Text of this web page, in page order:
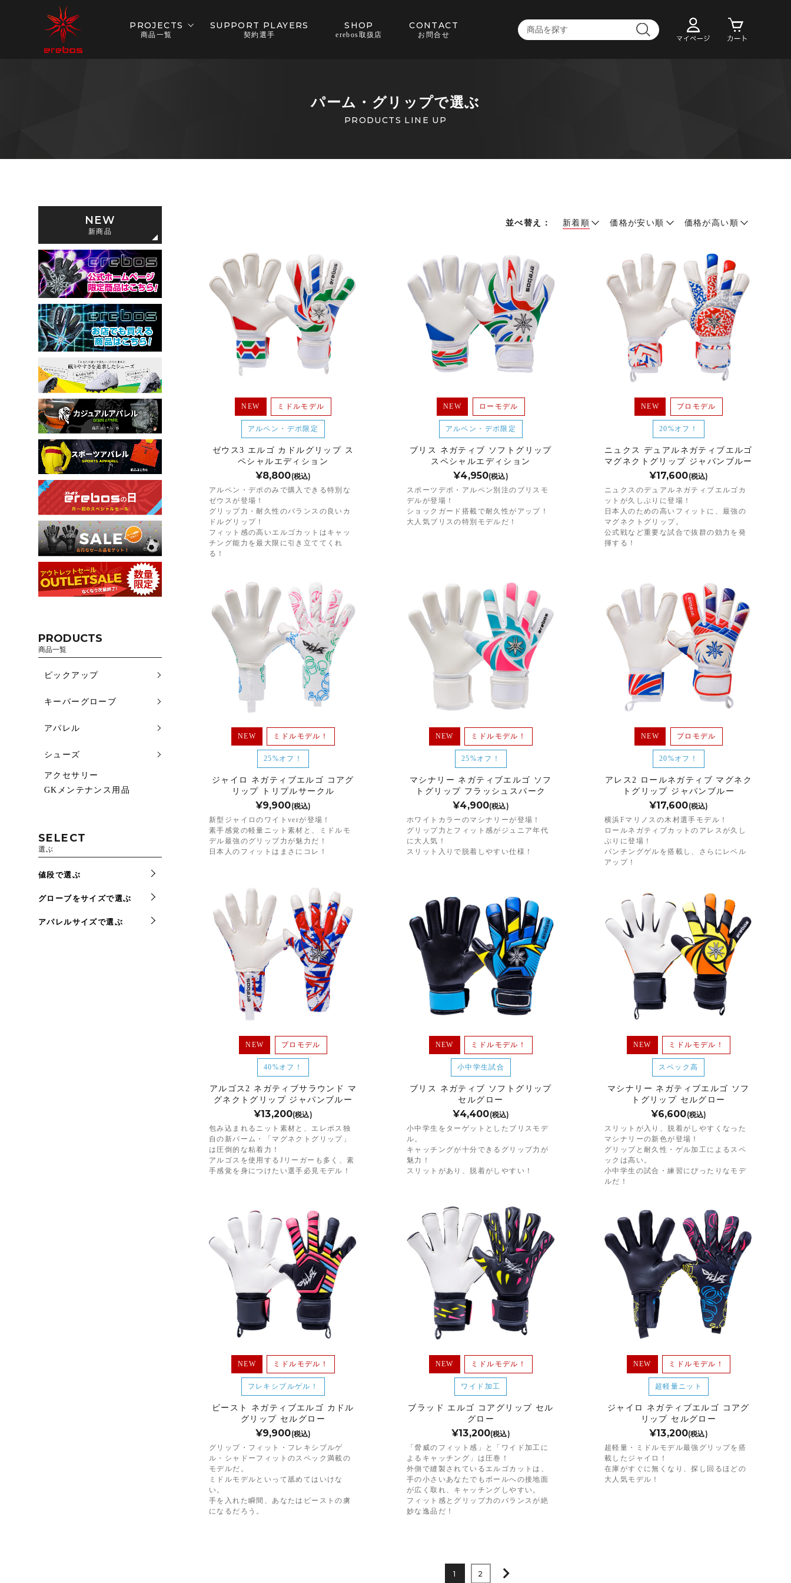
PROJECTS
商品一覧
SUPPORT PLAYERS
契約選手
SHOP
erebos取扱店
CONTACT
お問合せ
パーム・グリップで選ぶ
PRODUCTS LINE UP
NEW
新商品
PRODUCTS
商品一覧
ピックアップ
キーパーグローブ
アパレル
シューズ
アクセサリー
GKメンテナンス用品
SELECT
選ぶ
値段で選ぶ
グローブをサイズで選ぶ
アパレルサイズで選ぶ
並べ替え： 新着順 価格が安い順 価格が高い順
NEW ミドルモデル
アルペン・デポ限定
ゼウス3 エルゴ カドルグリップ ス
ペシャルエディション
¥8,800(税込)
アルペン・デポのみで購入できる特別な
ゼウスが登場！
グリップ力・耐久性のバランスの良いカ
ドルグリップ！
フィット感の高いエルゴカットはキャッ
チング能力を最大限に引き立ててくれ
る！
NEW ローモデル
アルペン・デポ限定
ブリス ネガティブ ソフトグリップ
スペシャルエディション
¥4,950(税込)
スポーツデポ・アルペン別注のブリスモ
デルが登場！
ショックガード搭載で耐久性がアップ！
大人気ブリスの特別モデルだ！
NEW プロモデル
20%オフ！
ニュクス デュアルネガティブエルゴ
マグネクトグリップ ジャパンブルー
¥17,600(税込)
ニュクスのデュアルネガティブエルゴカ
ットが久しぶりに登場！
日本人のための高いフィットに、最強の
マグネクトグリップ。
公式戦など重要な試合で抜群の効力を発
揮する！
NEW ミドルモデル！
25%オフ！
ジャイロ ネガティブエルゴ コアグ
リップ トリプルサークル
¥9,900(税込)
新型ジャイロのワイトverが登場！
素手感覚の軽量ニット素材と、ミドルモ
デル最強のグリップ力が魅力だ！
日本人のフィットはまさにコレ！
NEW ミドルモデル！
25%オフ！
マシナリー ネガティブエルゴ ソフ
トグリップ フラッシュスパーク
¥4,900(税込)
ホワイトカラーのマシナリーが登場！
グリップ力とフィット感がジュニア年代
に大人気！
スリット入りで脱着しやすい仕様！
NEW プロモデル
20%オフ！
アレス2 ロールネガティブ マグネク
トグリップ ジャパンブルー
¥17,600(税込)
横浜Fマリノスの木村選手モデル！
ロールネガティブカットのアレスが久し
ぶりに登場！
パンチングゲルを搭載し、さらにレベル
アップ！
NEW プロモデル
40%オフ！
アルゴス2 ネガティブサラウンド マ
グネクトグリップ ジャパンブルー
¥13,200(税込)
包み込まれるニット素材と、エレボス独
自の新パーム・「マグネクトグリップ」
は圧倒的な粘着力！
アルゴスを使用するJリーガーも多く、素
手感覚を身につけたい選手必見モデル！
NEW ミドルモデル！
小中学生試合
ブリス ネガティブ ソフトグリップ
セルグロー
¥4,400(税込)
小中学生をターゲットとしたブリスモデ
ル。
キャッチングが十分できるグリップ力が
魅力！
スリットがあり、脱着がしやすい！
NEW ミドルモデル！
スペック高
マシナリー ネガティブエルゴ ソフ
トグリップ セルグロー
¥6,600(税込)
スリットが入り、脱着がしやすくなった
マシナリーの新色が登場！
グリップと耐久性・ゲル加工によるスペ
ックは高い。
小中学生の試合・練習にぴったりなモデ
ルだ！
NEW ミドルモデル！
フレキシブルゲル！
ビースト ネガティブエルゴ カドル
グリップ セルグロー
¥9,900(税込)
グリップ・フィット・フレキシブルゲ
ル・シャドーフィットのスペック満載の
モデルだ。
ミドルモデルといって舐めてはいけな
い。
手を入れた瞬間、あなたはビーストの虜
になるだろう。
NEW ミドルモデル！
ワイド加工
ブラッド エルゴ コアグリップ セル
グロー
¥13,200(税込)
「脅威のフィット感」と「ワイド加工に
よるキャッチング」は圧巻！
外側で縫製されているエルゴカットは、
手の小さいあなたでもボールへの接地面
が広く取れ、キャッチングしやすい。
フィット感とグリップ力のバランスが絶
妙な逸品だ！
NEW ミドルモデル！
超軽量ニット
ジャイロ ネガティブエルゴ コアグ
リップ セルグロー
¥13,200(税込)
超軽量・ミドルモデル最強グリップを搭
載したジャイロ！
在庫がすぐに無くなり、探し回るほどの
大人気モデル！
1 2